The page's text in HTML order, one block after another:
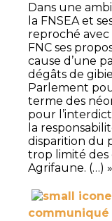
Dans une
la FNSEA et
reproché
FNC ses
cause d’une
dégâts de
Parlement
terme des
pour
la
disparition du
trop limité des
Agrifaune. (…) »
communiqué